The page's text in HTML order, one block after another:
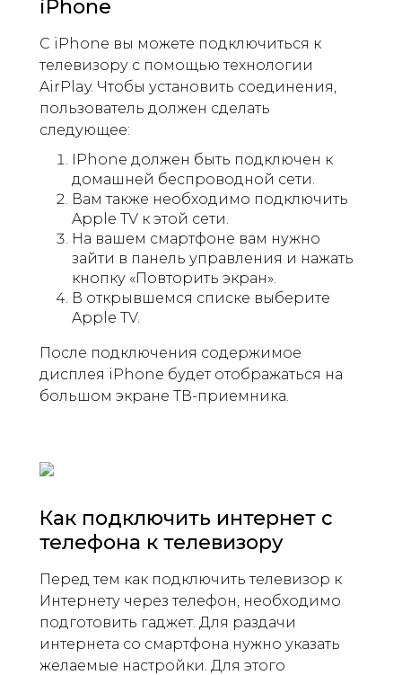
iPhone
С iPhone вы можете подключиться к
телевизору с помощью технологии
AirPlay. Чтобы установить соединения,
пользователь должен сделать
следующее:
IPhone должен быть подключен к
домашней беспроводной сети.
Вам также необходимо подключить
Apple TV к этой сети.
На вашем смартфоне вам нужно
зайти в панель управления и нажать
кнопку «Повторить экран».
В открывшемся списке выберите
Apple TV.
После подключения содержимое
дисплея iPhone будет отображаться на
большом экране ТВ-приемника.
Как подключить интернет с
телефона к телевизору
Перед тем как подключить телевизор к
Интернету через телефон, необходимо
подготовить гаджет. Для раздачи
интернета со смартфона нужно указать
желаемые настройки. Для этого